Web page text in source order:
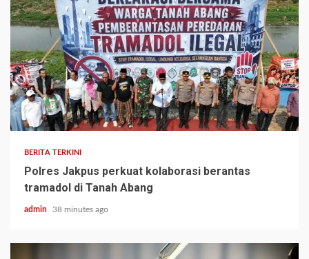
BERITA TERKINI
Polres Jakpus perkuat kolaborasi berantas
tramadol di Tanah Abang
admin 38 minutes ago